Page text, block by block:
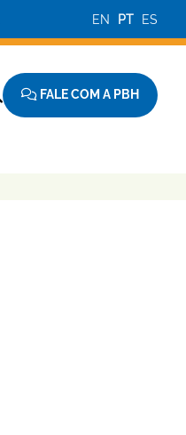
EN PT ES
FALE COM A PBH